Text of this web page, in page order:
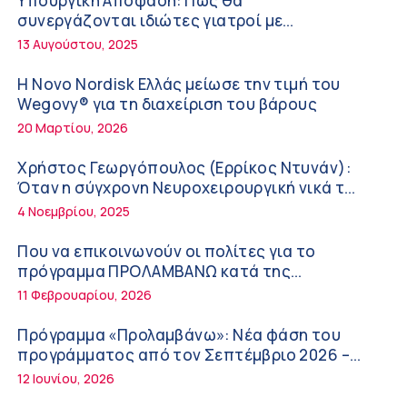
Διακοπές με ασφάλεια
6:20 πμ
Ειρήνη Ζίγκιρη (Ερρίκος Ντυνάν): H θερμική
καταπόνηση στους ηλικιωμένους
εργαζόμενους
6:11 πμ
Σύσκεψη στον ΕΟΦ για την ομαλή λειτουργία
της εφοδιαστικής αλυσίδας των φαρμάκων
στη διάρκεια του καλοκαιριού
12:08 μμ
Μιχάλης Τάτσης, Insurance & Healthcare
Analyst, διευθυντής Επιχειρηματικής
Ανάπτυξης Ομίλου HHG
11:54 πμ
Kavita Patel: Ένα στα πέντε καινοτόμα
φάρμακα φτάνει τελικά στην Ελλάδα
9:21 πμ
Υπάρχει τελικά «δίαιτα θυρεοειδούς»; Τι
συνεργάζονται ιδιώτες γιατροί με
νοσοκομεία του δημοσίου συστήματος
13 Αυγούστου, 2025
Η Novo Nordisk Ελλάς μείωσε την τιμή του
Wegovy® για τη διαχείριση του βάρους
20 Μαρτίου, 2026
Χρήστος Γεωργόπουλος (Ερρίκος Ντυνάν):
Όταν η σύγχρονη Νευροχειρουργική νικά το
φόβο!
4 Νοεμβρίου, 2025
Που να επικοινωνούν οι πολίτες για το
πρόγραμμα ΠΡΟΛΑΜΒΑΝΩ κατά της
παχυσαρκίας
11 Φεβρουαρίου, 2026
Πρόγραμμα «Προλαμβάνω»: Νέα φάση του
προγράμματος από τον Σεπτέμβριο 2026 –
Δωρεάν προληπτικές εξετάσεις έως το 2030
12 Ιουνίου, 2026